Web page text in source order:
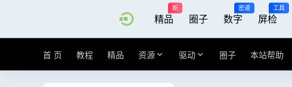
精品
新
圈子 数字
密道
屏检
工具
首 页 教程 精品 资源 驱动 圈子 本站帮助